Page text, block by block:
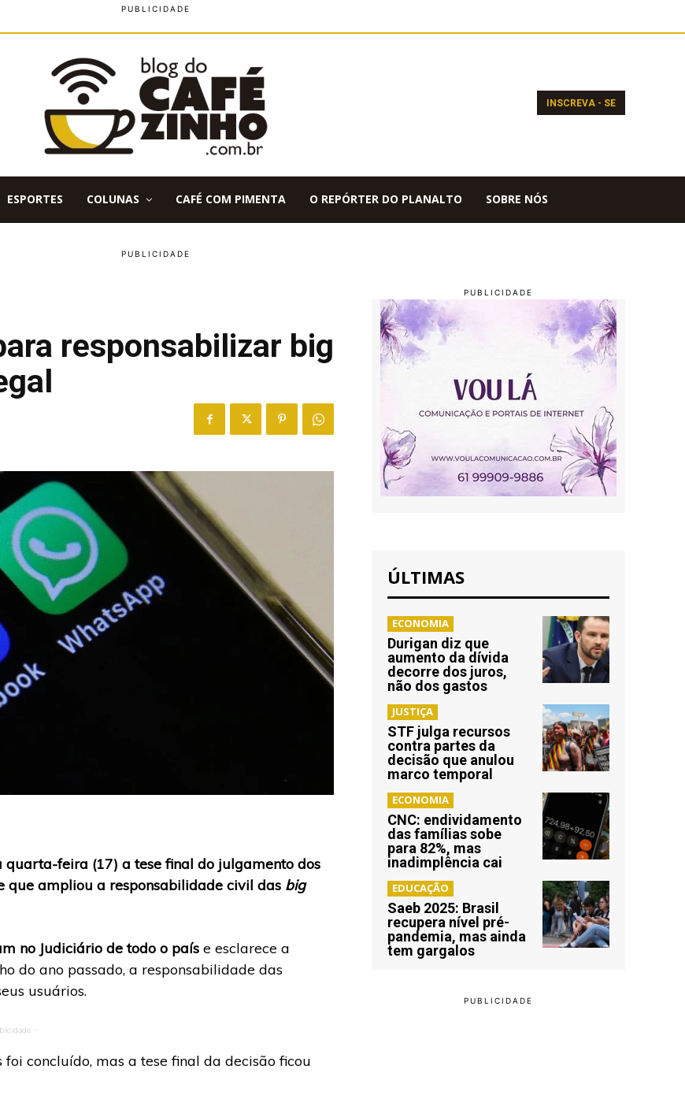
INSCREVA - SE
ESPORTES COLUNAS CAFÉ COM PIMENTA O REPÓRTER DO PLANALTO SOBRE NÓS
responsabilizar big
quarta-feira (17) a tese final do julgamento dos
que ampliou a responsabilidade civil das big
no Judiciário de todo o país e esclarece a
do ano passado, a responsabilidade das
usuários.
-
concluído, mas a tese final da decisão ficou
ÚLTIMAS
ECONOMIA
Durigan diz que
aumento da dívida
decorre dos juros,
não dos gastos
JUSTIÇA
STF julga recursos
contra partes da
decisão que anulou
marco temporal
ECONOMIA
CNC: endividamento
das famílias sobe
para 82%, mas
inadimplência cai
EDUCAÇÃO
Saeb 2025: Brasil
recupera nível pré-
pandemia, mas ainda
tem gargalos